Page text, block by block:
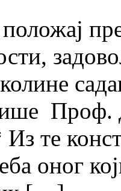
Проф.
те
оног